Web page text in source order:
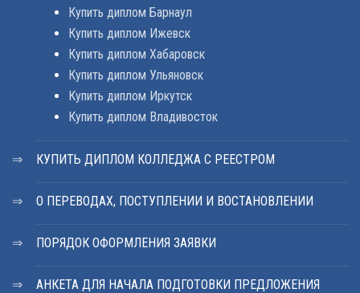
Купить диплом Барнаул
Купить диплом Ижевск
Купить диплом Хабаровск
Купить диплом Ульяновск
Купить диплом Иркутск
Купить диплом Владивосток
КУПИТЬ ДИПЛОМ КОЛЛЕДЖА С РЕЕСТРОМ
О ПЕРЕВОДАХ, ПОСТУПЛЕНИИ И ВОСТАНОВЛЕНИИ
ПОРЯДОК ОФОРМЛЕНИЯ ЗАЯВКИ
АНКЕТА ДЛЯ НАЧАЛА ПОДГОТОВКИ ПРЕДЛОЖЕНИЯ